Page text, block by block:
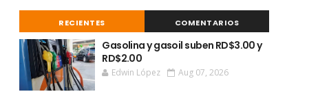
RECIENTES COMENTARIOS
Gasolina y gasoil suben RD$3.00 y
RD$2.00
Edwin López Aug 07, 2026